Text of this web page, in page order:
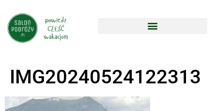
IMG20240524122313